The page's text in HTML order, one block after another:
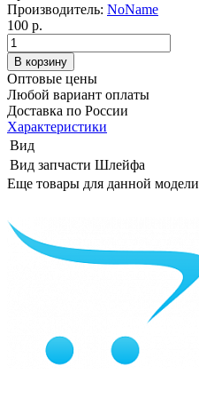
Производитель: NoName
100 р.
Оптовые цены
Любой вариант оплаты
Доставка по России
Характеристики
Вид
Вид запчасти Шлейфа
Еще товары для данной модели